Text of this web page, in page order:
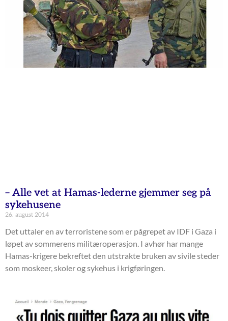
– Alle vet at Hamas-lederne gjemmer seg på
sykehusene
26. august 2014
Det uttaler en av terroristene som er pågrepet av IDF i Gaza i
løpet av sommerens militæroperasjon. I avhør har mange
Hamas-krigere bekreftet den utstrakte bruken av sivile steder
som moskeer, skoler og sykehus i krigføringen.